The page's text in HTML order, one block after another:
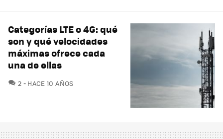
Categorías LTE o 4G: qué
son y qué velocidades
máximas ofrece cada
una de ellas
2 COMENTARIOS
HACE 10 AÑOS